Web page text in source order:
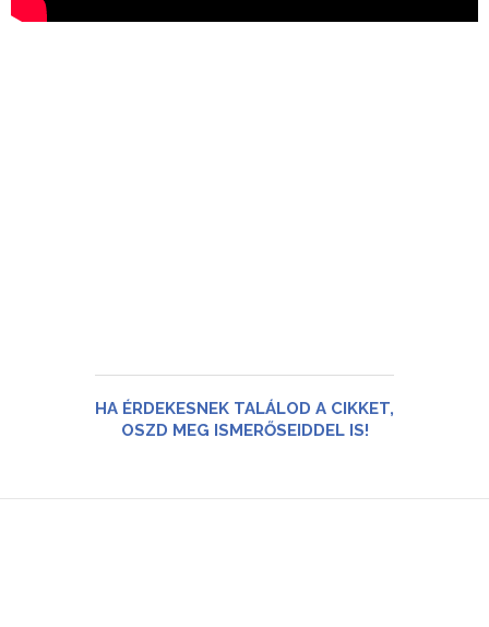
HA ÉRDEKESNEK TALÁLOD A CIKKET,
OSZD MEG ISMERŐSEIDDEL IS!